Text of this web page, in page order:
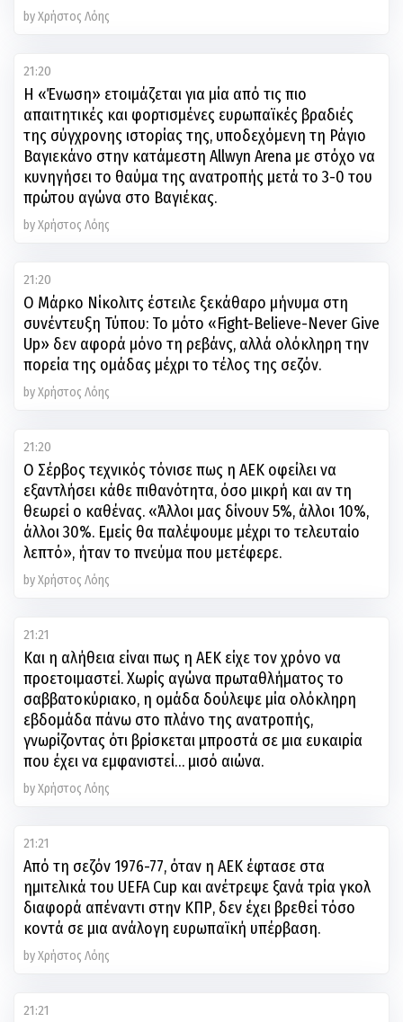
by Χρήστος Λόης
21:20
Η «Ένωση» ετοιμάζεται για μία από τις πιο
απαιτητικές και φορτισμένες ευρωπαϊκές βραδιές
της σύγχρονης ιστορίας της, υποδεχόμενη τη Ράγιο
Βαγιεκάνο στην κατάμεστη Allwyn Arena με στόχο να
κυνηγήσει το θαύμα της ανατροπής μετά το 3-0 του
πρώτου αγώνα στο Βαγιέκας.
by Χρήστος Λόης
21:20
Ο Μάρκο Νίκολιτς έστειλε ξεκάθαρο μήνυμα στη
συνέντευξη Τύπου: Το μότο «Fight-Believe-Never Give
Up» δεν αφορά μόνο τη ρεβάνς, αλλά ολόκληρη την
πορεία της ομάδας μέχρι το τέλος της σεζόν.
by Χρήστος Λόης
21:20
Ο Σέρβος τεχνικός τόνισε πως η ΑΕΚ οφείλει να
εξαντλήσει κάθε πιθανότητα, όσο μικρή και αν τη
θεωρεί ο καθένας. «Άλλοι μας δίνουν 5%, άλλοι 10%,
άλλοι 30%. Εμείς θα παλέψουμε μέχρι το τελευταίο
λεπτό», ήταν το πνεύμα που μετέφερε.
by Χρήστος Λόης
21:21
Και η αλήθεια είναι πως η ΑΕΚ είχε τον χρόνο να
προετοιμαστεί. Χωρίς αγώνα πρωταθλήματος το
σαββατοκύριακο, η ομάδα δούλεψε μία ολόκληρη
εβδομάδα πάνω στο πλάνο της ανατροπής,
γνωρίζοντας ότι βρίσκεται μπροστά σε μια ευκαιρία
που έχει να εμφανιστεί… μισό αιώνα.
by Χρήστος Λόης
21:21
Από τη σεζόν 1976-77, όταν η ΑΕΚ έφτασε στα
ημιτελικά του UEFA Cup και ανέτρεψε ξανά τρία γκολ
διαφορά απέναντι στην ΚΠΡ, δεν έχει βρεθεί τόσο
by Χρήστος Λόης
21:21